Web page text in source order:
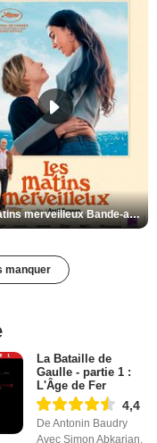
Les Matins merveilleux Bande-annonce VF
manquer
La Bataille de
Gaulle - partie 1 :
L'Âge de Fer
4,4
De Antonin Baudry
Avec Simon Abkarian,